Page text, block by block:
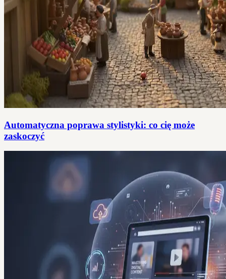
Automatyczna poprawa stylistyki: co cię może
zaskoczyć